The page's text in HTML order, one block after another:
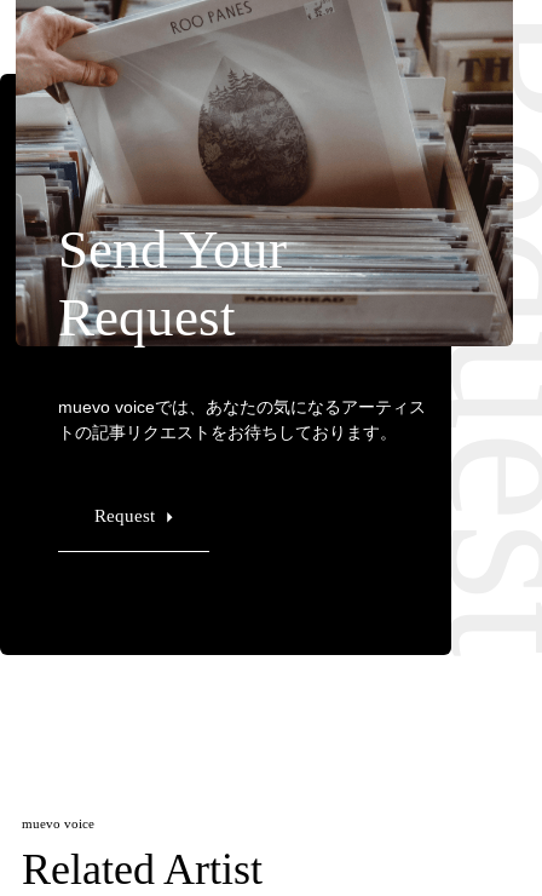
Send Your
Request
muevo voiceでは、あなたの気になるアーティス
トの記事リクエストをお待ちしております。
Request
muevo voice
Related Artist